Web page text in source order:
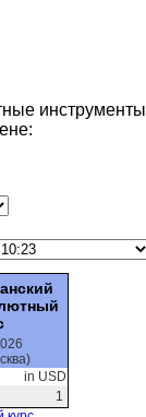
инструменты
in USD
1